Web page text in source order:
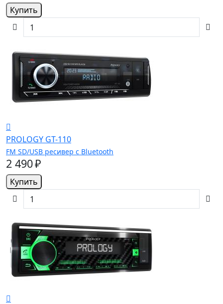
Купить
PROLOGY GT-110
FM SD/USB ресивер с Bluetooth
2 490 ₽
Купить